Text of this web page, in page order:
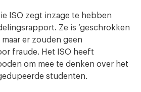
ISO zegt inzage te hebben
Ze is ‘geschrokken
er zouden geen
fraude. Het ISO heeft
om mee te denken over het
studenten.